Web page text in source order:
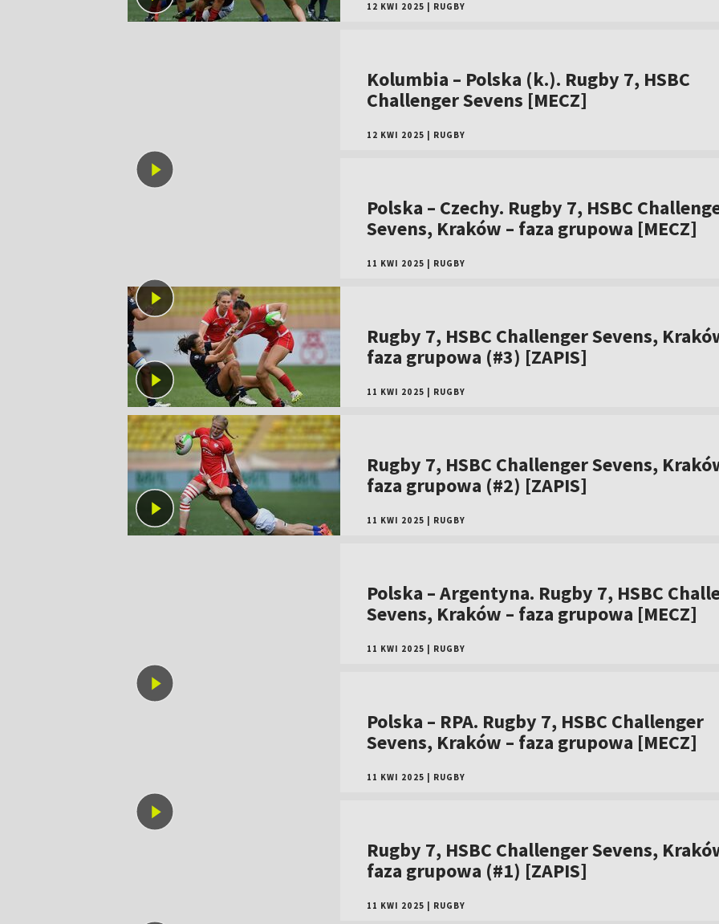
12 KWI 2025 RUGBY
Kolumbia – Polska (k.). Rugby 7, HSBC
Challenger Sevens [MECZ]
12 KWI 2025 RUGBY
Polska – Czechy. Rugby 7, HSBC
Sevens, Kraków – faza grupowa [MECZ]
11 KWI 2025 RUGBY
Rugby 7, HSBC Challenger Sevens,
faza grupowa (#3) [ZAPIS]
11 KWI 2025 RUGBY
Rugby 7, HSBC Challenger Sevens,
faza grupowa (#2) [ZAPIS]
11 KWI 2025 RUGBY
Polska – Argentyna. Rugby 7, HSBC
Sevens, Kraków – faza grupowa [MECZ]
11 KWI 2025 RUGBY
Polska – RPA. Rugby 7, HSBC Challenger
Sevens, Kraków – faza grupowa [MECZ]
11 KWI 2025 RUGBY
Rugby 7, HSBC Challenger Sevens,
faza grupowa (#1) [ZAPIS]
11 KWI 2025 RUGBY